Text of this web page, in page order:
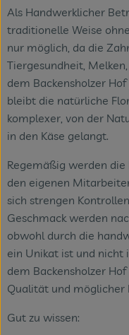
Als Handwerklicher
traditionelle Weise
nur möglich, da die
Tiergesundheit,
dem Backensholzer
bleibt die natürliche
komplexer, von der
in den Käse gelangt.
Regemäßig werden die
den eigenen
sich strengen
Geschmack werden
obwohl durch die
ein Unikat ist und
dem Backensholzer
Qualität und möglicher
Gut zu wissen: